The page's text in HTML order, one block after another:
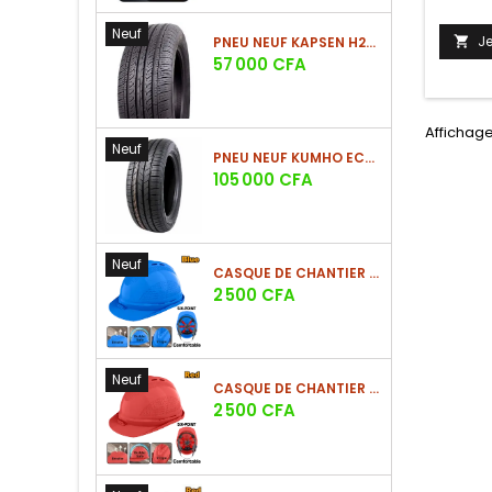
Neuf PNEU NEUF KAPSEN H202 225/60 R18 100H
Prix
57 000 CFA
Neuf PNEU NEUF KUMHO ECSTA HS52 225/60 R17 99V
Prix
105 000 CFA
Neuf CASQUE DE CHANTIER BLEU EN PE 380G
Prix
2 500 CFA
Neuf CASQUE DE CHANTIER ROUGE EN PE 380G
Prix
2 500 CFA
! Au
